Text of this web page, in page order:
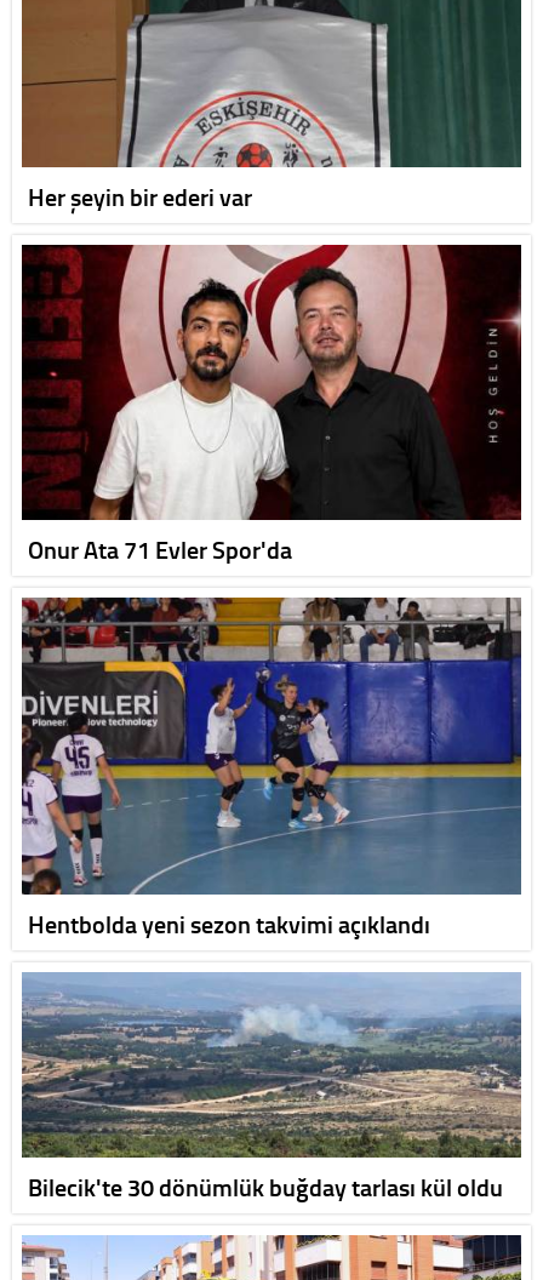
Her şeyin bir ederi var
Onur Ata 71 Evler Spor'da
Hentbolda yeni sezon takvimi açıklandı
Bilecik'te 30 dönümlük buğday tarlası kül oldu